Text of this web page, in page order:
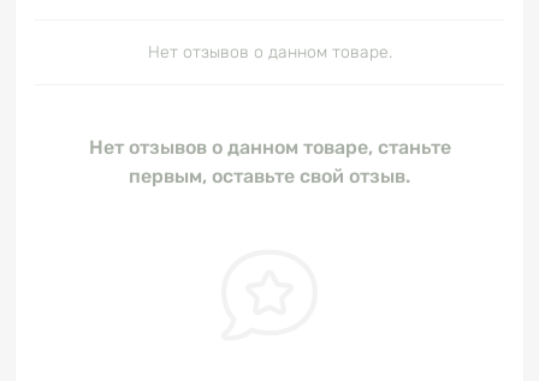
Нет отзывов о данном товаре.
Нет отзывов о данном товаре, станьте
первым, оставьте свой отзыв.